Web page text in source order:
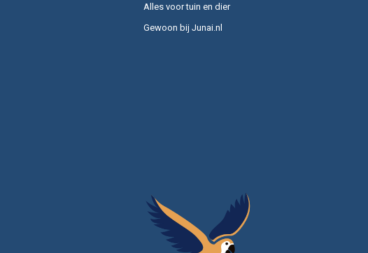
Alles voor tuin en dier
Gewoon bij Junai.nl